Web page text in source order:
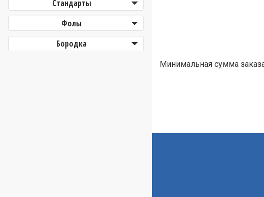
Стандарты
Фолы
Бородка
Минимальная сумма